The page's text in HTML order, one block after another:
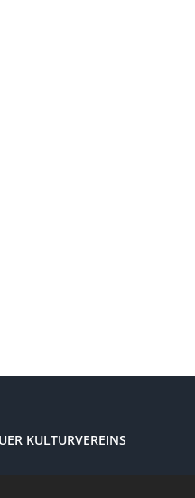
KULTURVEREINS